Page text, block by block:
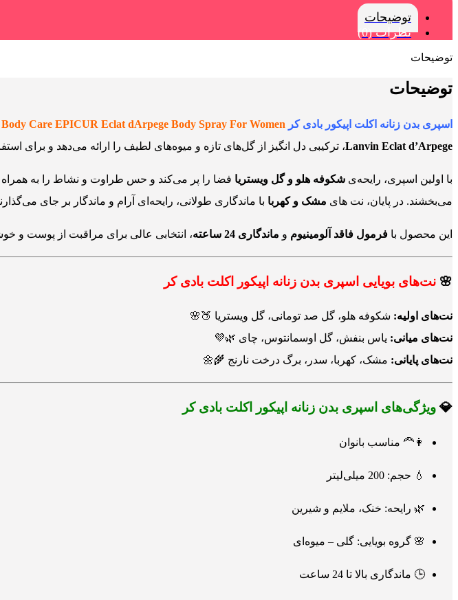
توضیحات
نظرات (0)
توضیحات
توضیحات
اسپری بدن زنانه اکلت اپیکور بادی کر Body Care EPICUR Eclat dArpege Body Spray For Women
Lanvin Eclat d’Arpege، ترکیبی دل انگیز از گل‌های تازه و میوه‌های لطیف را ارائه می‌دهد و برای
با اولین اسپری، رایحه‌ی شکوفه هلو و گل ویستریا فضا را پر می‌کند و حس طراوت و نشاط را به همراه
می‌بخشند. در پایان، نت های مشک و کهربا با ماندگاری طولانی، رایحه‌ای آرام و ماندگار بر جای
این محصول با فرمول فاقد آلومینیوم و ماندگاری 24 ساعته ، انتخابی عالی برای مراقبت از پوست و
🌸 نت‌های بویایی اسپری بدن زنانه اپیکور اکلت بادی کر
نت‌های اولیه: شکوفه هلو، گل صد تومانی، گل ویستریا 🍑🌸
نت‌های میانی: یاس بنفش، گل اوسمانتوس، چای 🌿💜
نت‌های پایانی: مشک، کهربا، سدر، برگ درخت نارنج 🌾🌼
💎 ویژگی‌های اسپری بدن زنانه اپیکور اکلت بادی کر
👩‍🦰 مناسب بانوان
💧 حجم: 200 میلی‌لیتر
🌿 رایحه: خنک، ملایم و شیرین
🌸 گروه بویایی: گلی – میوه‌ای
🕒 ماندگاری بالا تا 24 ساعت